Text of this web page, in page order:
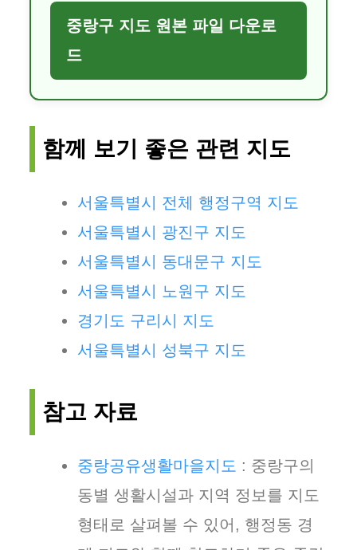
중랑구 지도 원본 파일 다운로
드
함께 보기 좋은 관련 지도
서울특별시 전체 행정구역 지도
서울특별시 광진구 지도
서울특별시 동대문구 지도
서울특별시 노원구 지도
경기도 구리시 지도
서울특별시 성북구 지도
참고 자료
중랑공유생활마을지도 : 중랑구의
동별 생활시설과 지역 정보를 지도
형태로 살펴볼 수 있어, 행정동 경